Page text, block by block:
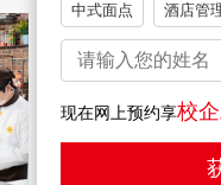
吕梁高
在就业竞争
西点专业凭
中式面点 酒店管
现在网上预约享校